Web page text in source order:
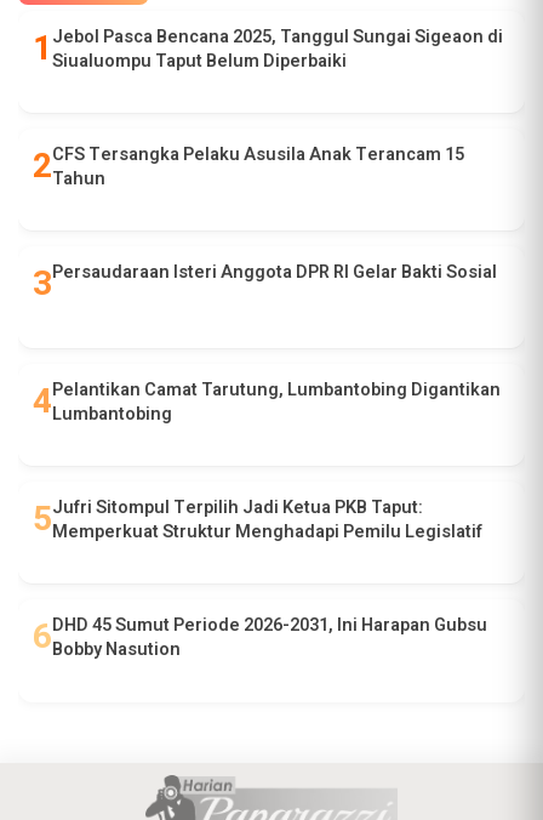
Jebol Pasca Bencana 2025, Tanggul Sungai Sigeaon di
Siualuompu Taput Belum Diperbaiki
CFS Tersangka Pelaku Asusila Anak Terancam 15
Tahun
Persaudaraan Isteri Anggota DPR RI Gelar Bakti Sosial
Pelantikan Camat Tarutung, Lumbantobing Digantikan
Lumbantobing
Jufri Sitompul Terpilih Jadi Ketua PKB Taput:
Memperkuat Struktur Menghadapi Pemilu Legislatif
DHD 45 Sumut Periode 2026-2031, Ini Harapan Gubsu
Bobby Nasution